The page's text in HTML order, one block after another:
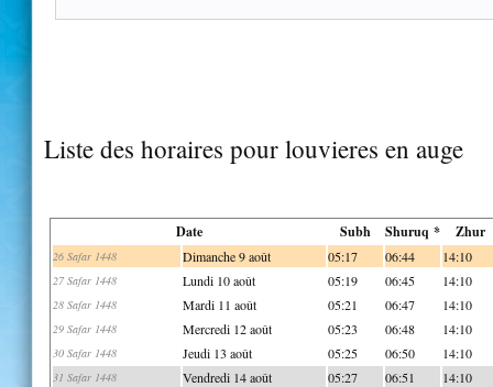
Liste des horaires pour louvieres en auge
Date Subh Shuruq * Zhur
26 Safar 1448 Dimanche 9 août 05:17 06:44 14:10
27 Safar 1448 Lundi 10 août 05:19 06:45 14:10
28 Safar 1448 Mardi 11 août 05:21 06:47 14:10
29 Safar 1448 Mercredi 12 août 05:23 06:48 14:10
30 Safar 1448 Jeudi 13 août 05:25 06:50 14:10
31 Safar 1448 Vendredi 14 août 05:27 06:51 14:10